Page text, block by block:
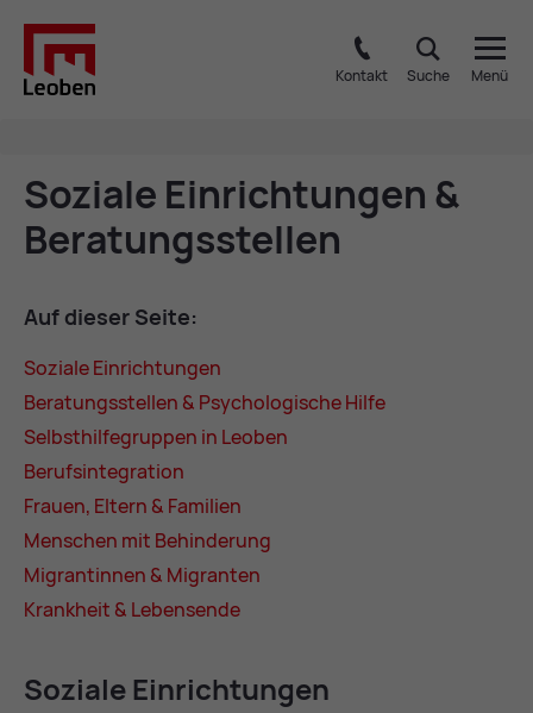
Kontakt Suche Menü
So­zia­le Ein­rich­tun­gen &
Be­ra­tungs­stel­len
Auf die­ser Sei­te:
So­zia­le Ein­rich­tun­gen
Be­ra­tungs­stel­len & Psy­cho­lo­gi­sche Hil­fe
Selbst­hil­fe­grup­pen in Leo­ben
Be­rufs­in­te­gra­ti­on
Frau­en, El­tern & Fa­mi­li­en
Men­schen mit Be­hin­de­rung
Mi­gran­tin­nen & Mi­gran­ten
Krank­heit & Le­bens­en­de
So­zia­le Ein­rich­tun­gen